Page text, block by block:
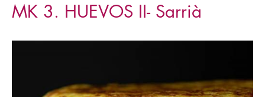
MK 3. HUEVOS II- Sarrià